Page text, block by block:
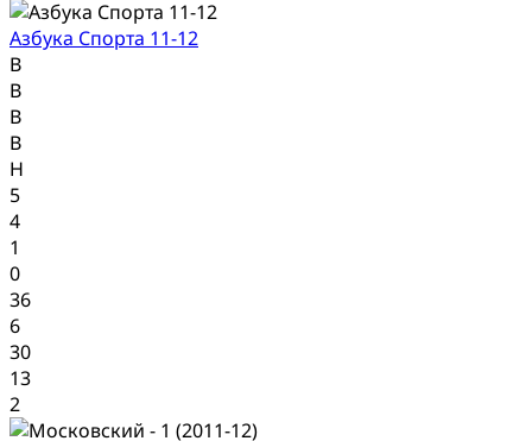
Азбука Спорта 11-12
В
В
В
В
Н
5
4
1
0
36
6
30
13
2